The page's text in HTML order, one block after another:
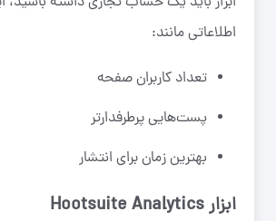
اطلاعاتی مانند:
تعداد کاربران صفحه
پست‌هایی پرطرفدارتر
بهترین زمان برای انتشار
ابزار Hootsuite Analytics